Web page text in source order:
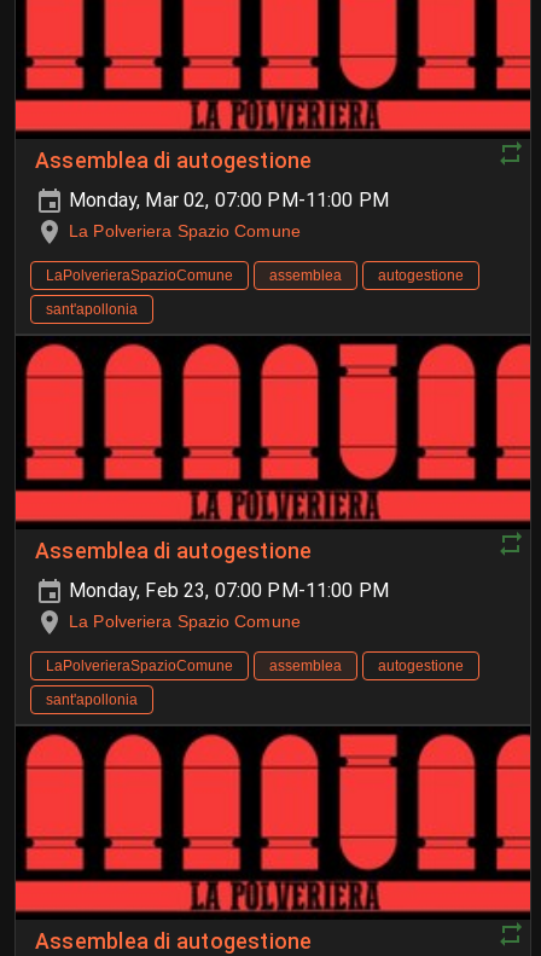
Assemblea di autogestione
Monday, Mar 02, 07:00 PM-11:00 PM
La Polveriera Spazio Comune
LaPolverieraSpazioComune assemblea
autogestione
sant'apollonia
Assemblea di autogestione
Monday, Feb 23, 07:00 PM-11:00 PM
La Polveriera Spazio Comune
LaPolverieraSpazioComune assemblea
autogestione
sant'apollonia
Assemblea di autogestione